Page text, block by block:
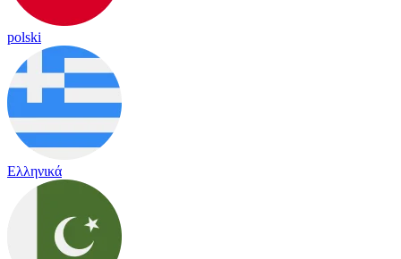
polski
Ελληνικά